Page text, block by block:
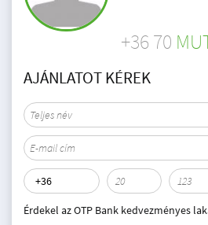
+36 70
AJÁNLATOT KÉREK
Érdekel az OTP Bank kedvezményes